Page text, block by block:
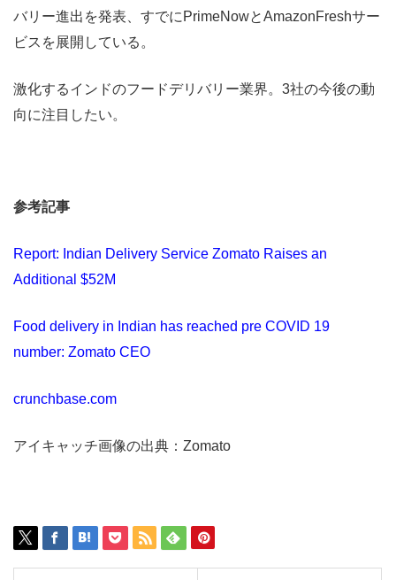
バリー進出を発表、すでにPrimeNowとAmazonFreshサー
ビスを展開している。
激化するインドのフードデリバリー業界。3社の今後の動
向に注目したい。
参考記事
Report: Indian Delivery Service Zomato Raises an
Additional $52M
Food delivery in Indian has reached pre COVID 19
number: Zomato CEO
crunchbase.com
アイキャッチ画像の出典：Zomato